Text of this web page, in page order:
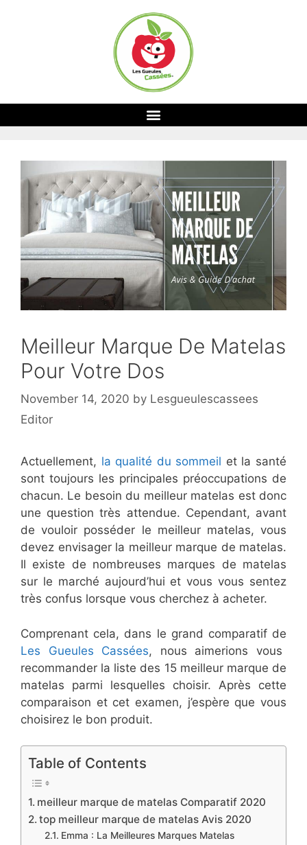
Meilleur Marque De Matelas
Pour Votre Dos
November 14, 2020 by Lesgueulescassees
Editor
Actuellement, la qualité du sommeil et la santé
sont toujours les principales préoccupations de
chacun. Le besoin du meilleur matelas est donc
une question très attendue. Cependant, avant
de vouloir posséder le meilleur matelas, vous
devez envisager la meilleur marque de matelas.
Il existe de nombreuses marques de matelas
sur le marché aujourd’hui et vous vous sentez
très confus lorsque vous cherchez à acheter.
Comprenant cela, dans le grand comparatif de
Les Gueules Cassées, nous aimerions vous
recommander la liste des 15 meilleur marque de
matelas parmi lesquelles choisir. Après cette
comparaison et cet examen, j’espère que vous
choisirez le bon produit.
Table of Contents
meilleur marque de matelas Comparatif 2020
top meilleur marque de matelas Avis 2020
​Emma : La Meilleures Marques Matelas